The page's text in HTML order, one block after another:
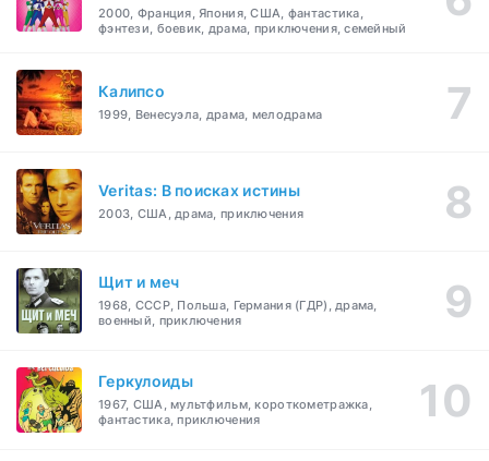
2000, Франция, Япония, США, фантастика,
фэнтези, боевик, драма, приключения, семейный
Калипсо
1999, Венесуэла, драма, мелодрама
Veritas: В поисках истины
2003, США, драма, приключения
Щит и меч
1968, СССР, Польша, Германия (ГДР), драма,
военный, приключения
Геркулоиды
1967, США, мультфильм, короткометражка,
фантастика, приключения